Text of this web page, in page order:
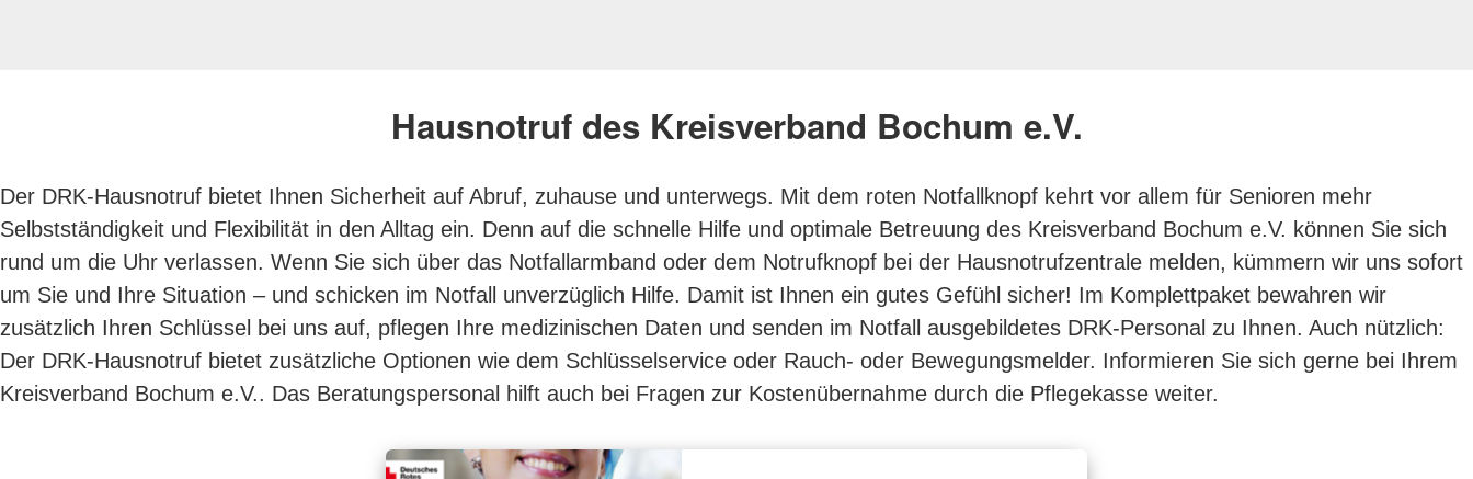
Hausnotruf des Kreisverband Bochum e.V.
Der DRK-Hausnotruf bietet Ihnen Sicherheit auf Abruf, zuhause und unterwegs. Mit dem roten Notfallknopf kehrt vor allem für Senioren mehr
Selbstständigkeit und Flexibilität in den Alltag ein. Denn auf die schnelle Hilfe und optimale Betreuung des Kreisverband Bochum e.V. können Sie sich
rund um die Uhr verlassen. Wenn Sie sich über das Notfallarmband oder dem Notrufknopf bei der Hausnotrufzentrale melden, kümmern wir uns sofort
um Sie und Ihre Situation – und schicken im Notfall unverzüglich Hilfe. Damit ist Ihnen ein gutes Gefühl sicher! Im Komplettpaket bewahren wir
zusätzlich Ihren Schlüssel bei uns auf, pflegen Ihre medizinischen Daten und senden im Notfall ausgebildetes DRK-Personal zu Ihnen. Auch nützlich:
Der DRK-Hausnotruf bietet zusätzliche Optionen wie dem Schlüsselservice oder Rauch- oder Bewegungsmelder. Informieren Sie sich gerne bei Ihrem
Kreisverband Bochum e.V.. Das Beratungspersonal hilft auch bei Fragen zur Kostenübernahme durch die Pflegekasse weiter.